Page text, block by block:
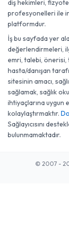
diş hekimleri,
profesyonelleri ile
platformdur.
İş bu sayfada yer
değerlendirmeleri,
emri, talebi, önerisi,
hasta/danışan
sitesinin amacı,
sağlamak, sağlık
ihtiyaçlarına uygun
kolaylaştırmaktır.
Sağlayıcısını
bulunmamaktadır.
© 2007 -